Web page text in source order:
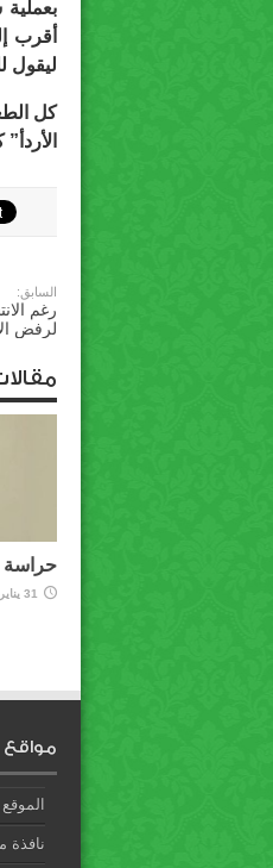
أقرب
ليقول
كل
السابق:
رغم
لرفض
حراسة
31 يناير، 2020
مواقع
نافذة